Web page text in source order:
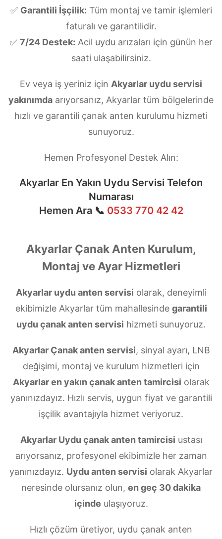
✅ Garantili İşçilik: Tüm montaj ve tamir işlemleri
faturalı ve garantilidir.
✅ 7/24 Destek: Acil uydu arızaları için günün her
saati ulaşabilirsiniz.
Ev veya iş yeriniz için Akyarlar uydu servisi
yakınımda arıyorsanız, Akyarlar tüm bölgelerinde
hızlı ve garantili çanak anten kurulumu hizmeti
sunuyoruz.
Hemen Profesyonel Destek Alın:
Akyarlar En Yakın Uydu Servisi Telefon
Numarası
Hemen Ara 📞 0533 770 42 42
Akyarlar Çanak Anten Kurulum,
Montaj ve Ayar Hizmetleri
Akyarlar uydu anten servisi olarak, deneyimli
ekibimizle Akyarlar tüm mahallesinde garantili
uydu çanak anten servisi hizmeti sunuyoruz.
Akyarlar Çanak anten servisi, sinyal ayarı, LNB
değişimi, montaj ve kurulum hizmetleri için
Akyarlar en yakın çanak anten tamircisi olarak
yanınızdayız. Hızlı servis, uygun fiyat ve garantili
işçilik avantajıyla hizmet veriyoruz.
Akyarlar Uydu çanak anten tamircisi ustası
arıyorsanız, profesyonel ekibimizle her zaman
yanınızdayız. Uydu anten servisi olarak Akyarlar
neresinde olursanız olun, en geç 30 dakika
içinde ulaşıyoruz.
Hızlı çözüm üretiyor, uydu çanak anten